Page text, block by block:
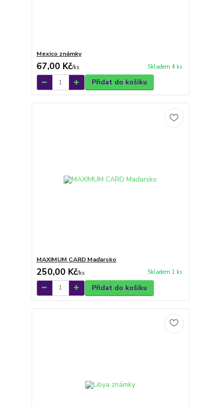
Mexico známky
67,00 Kč/ks Skladem 4 ks
Přidat do košíku
MAXIMUM CARD Maďarsko
250,00 Kč/ks Skladem 1 ks
Přidat do košíku